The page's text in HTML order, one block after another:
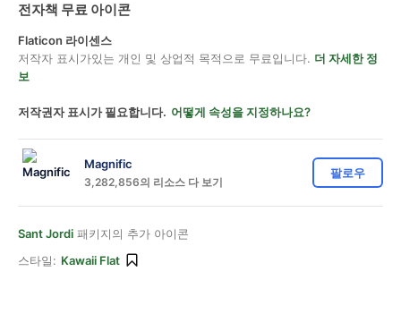
전자책 무료 아이콘
Flaticon 라이센스
저작자 표시가있는 개인 및 상업적 목적으로 무료입니다. 더 자세한 정
보
저작권자 표시가 필요합니다. 어떻게 속성을 지정하나요?
Magnific
3,282,856의 리소스 다 보기
팔로우
Sant Jordi 패키지의 추가 아이콘
스타일: Kawaii Flat